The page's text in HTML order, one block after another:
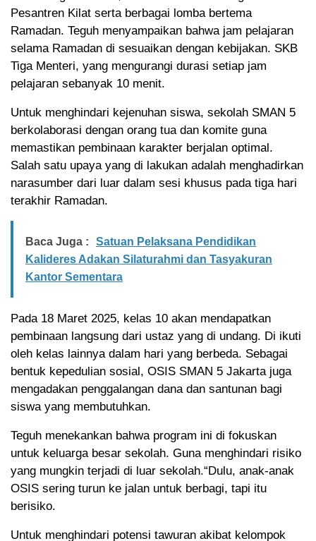
Pesantren Kilat serta berbagai lomba bertema
Ramadan. Teguh menyampaikan bahwa jam pelajaran
selama Ramadan di sesuaikan dengan kebijakan. SKB
Tiga Menteri, yang mengurangi durasi setiap jam
pelajaran sebanyak 10 menit.
Untuk menghindari kejenuhan siswa, sekolah SMAN 5
berkolaborasi dengan orang tua dan komite guna
memastikan pembinaan karakter berjalan optimal.
Salah satu upaya yang di lakukan adalah menghadirkan
narasumber dari luar dalam sesi khusus pada tiga hari
terakhir Ramadan.
Baca Juga :
Satuan Pelaksana Pendidikan
Kalideres Adakan Silaturahmi dan Tasyakuran
Kantor Sementara
Pada 18 Maret 2025, kelas 10 akan mendapatkan
pembinaan langsung dari ustaz yang di undang. Di ikuti
oleh kelas lainnya dalam hari yang berbeda. Sebagai
bentuk kepedulian sosial, OSIS SMAN 5 Jakarta juga
mengadakan penggalangan dana dan santunan bagi
siswa yang membutuhkan.
Teguh menekankan bahwa program ini di fokuskan
untuk keluarga besar sekolah. Guna menghindari risiko
yang mungkin terjadi di luar sekolah.“Dulu, anak-anak
OSIS sering turun ke jalan untuk berbagi, tapi itu
berisiko.
Untuk menghindari potensi tawuran akibat kelompok